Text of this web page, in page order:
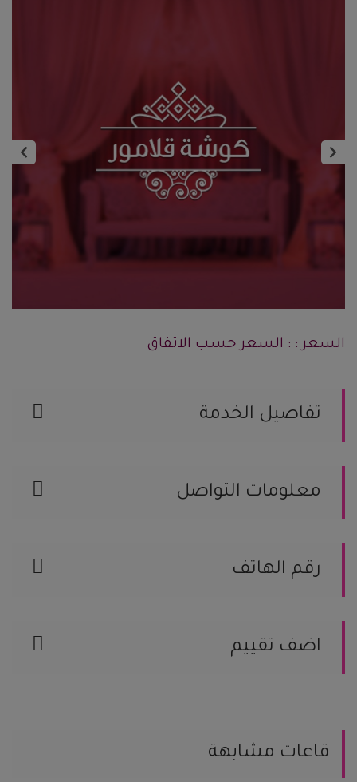
السعر : : السعر حسب الاتفاق
تفاصيل الخدمة
معلومات التواصل
الموقع على الخريطة
رقم الهاتف
اضف تقييم
قاعات مشابهة